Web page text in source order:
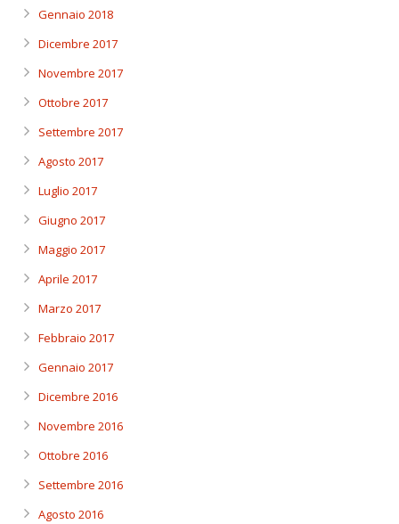
Gennaio 2018
Dicembre 2017
Novembre 2017
Ottobre 2017
Settembre 2017
Agosto 2017
Luglio 2017
Giugno 2017
Maggio 2017
Aprile 2017
Marzo 2017
Febbraio 2017
Gennaio 2017
Dicembre 2016
Novembre 2016
Ottobre 2016
Settembre 2016
Agosto 2016